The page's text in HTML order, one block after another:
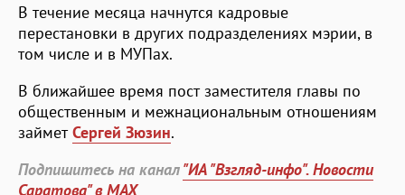
В течение месяца начнутся кадровые
перестановки в других подразделениях мэрии, в
том числе и в МУПах.
В ближайшее время пост заместителя главы по
общественным и межнациональным отношениям
займетСергей Зюзин.
Подпишитесь на канал"ИА "Взгляд-инфо". Новости
Саратова" в MAX